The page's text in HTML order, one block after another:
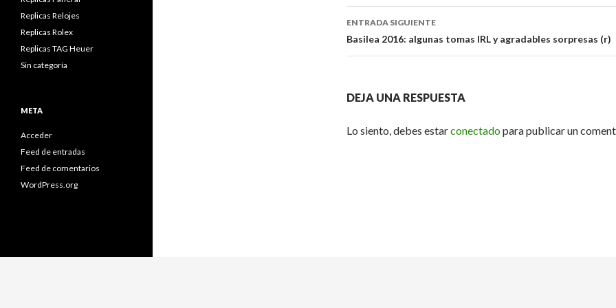
la
entrada
ENTRADA SIGUIENTE
Basilea 2016: algunas tomas IRL y agradables sorpresas (r)
DEJA UNA RESPUESTA
Lo siento, debes estarconectadopara publicar un
Replicas Relojes
Replicas Rolex
Replicas TAG Heuer
Sin categoría
META
Acceder
Feed de entradas
Feed de comentarios
WordPress.org